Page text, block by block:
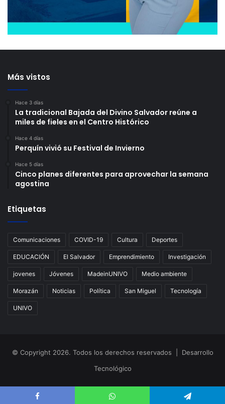
Más vistos
Hace 3 días
La tradicional Bajada del Divino Salvador reúne a
miles de fieles en el Centro Histórico
Hace 4 días
Perquín vivió su Festival de Invierno
Hace 5 días
Cinco planes diferentes para aprovechar la semana
agostina
Etiquetas
Comunicaciones COVID-19 Cultura Deportes
EDUCACIÓN El Salvador Emprendimiento Investigación
jovenes Jóvenes MadeinUNIVO Medio ambiente
Morazán Noticias Política San Miguel Tecnología
UNIVO
© Copyright 2026. Todos los derechos reservados | Desarrollo
Tecnológico